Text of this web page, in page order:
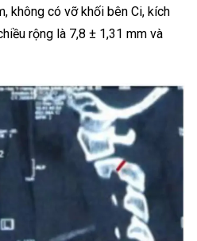
không có vỡ khối bên Ci, kích
rộng là 7,8 ± 1,31 mm và